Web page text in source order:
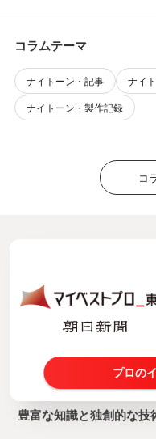
コラムテーマ
ナイトーン・記事
ナイ
ナイトーン・製作記録
コ
プロの
豊富な知識と独創的な